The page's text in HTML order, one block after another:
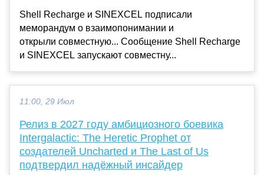
Shell Recharge и SINEXCEL подписали
меморандум о взаимопонимании и
открыли совместную... Сообщение Shell Recharge
и SINEXCEL запускают совместну...
11:00, 29 Июл
Релиз в 2027 году амбициозного боевика
Intergalactic: The Heretic Prophet от
создателей Uncharted и The Last of Us
подтвердил надёжный инсайдер